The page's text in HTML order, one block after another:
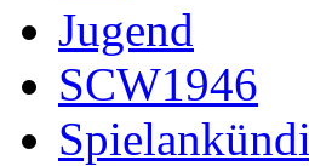
Jugend
SCW1946